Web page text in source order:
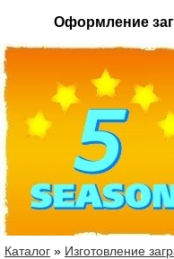
Оформление
Каталог » Изготовление